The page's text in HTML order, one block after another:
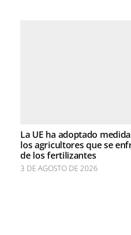
La UE ha adoptado
los agricultores que se
de los fertilizantes
3 DE AGOSTO DE 2026